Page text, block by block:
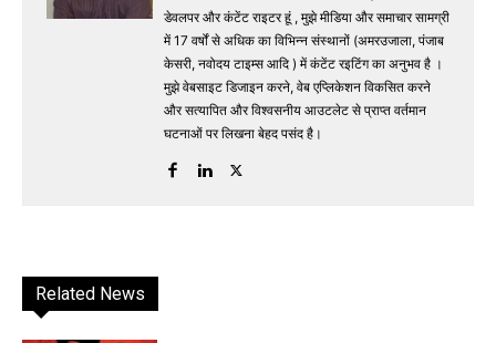
डेवलपर और कंटेंट राइटर हूं , मुझे मीडिया और समाचार सामग्री
में 17 वर्षों से अधिक का विभिन्न संस्थानों (अमरउजाला, पंजाब
केसरी, नवोदय टाइम्स आदि ) में कंटेंट रइटिंग का अनुभव है ।
मुझे वेबसाइट डिजाइन करने, वेब एप्लिकेशन विकसित करने
और सत्यापित और विश्वसनीय आउटलेट से प्राप्त वर्तमान
घटनाओं पर लिखना बेहद पसंद है।
Related News